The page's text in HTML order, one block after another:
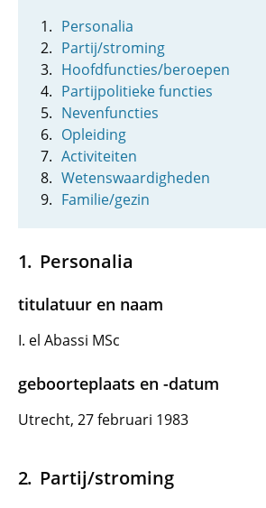
Personalia
Partij/stroming
Hoofdfuncties/beroepen
Partijpolitieke functies
Nevenfuncties
Opleiding
Activiteiten
Wetenswaardigheden
Familie/gezin
Personalia
titulatuur en naam
I. el Abassi MSc
geboorteplaats en -datum
Utrecht, 27 februari 1983
Partij/stroming